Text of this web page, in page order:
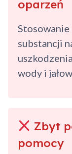
oparzeń
Stosowanie
substancji
wody i
Zbyt
pomocy